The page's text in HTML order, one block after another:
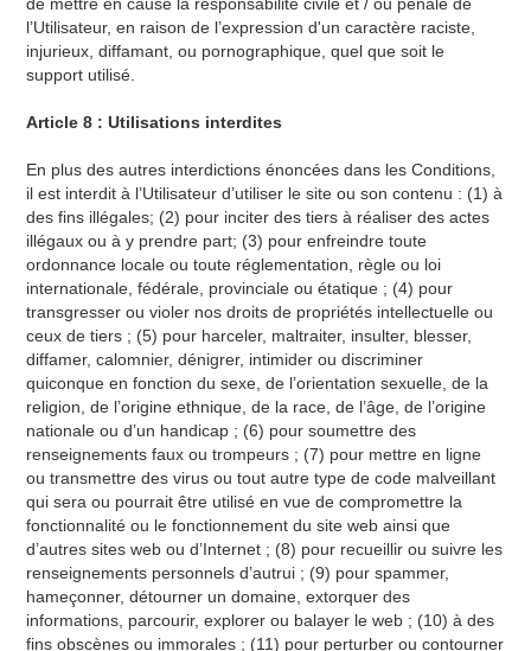
l’Utilisateur, en raison de l’expression d'un caractère raciste,
injurieux, diffamant, ou pornographique, quel que soit le
support utilisé.
Article 8 : Utilisations interdites
En plus des autres interdictions énoncées dans les Conditions,
il est interdit à l’Utilisateur d’utiliser le site ou son contenu : (1) à
des fins illégales; (2) pour inciter des tiers à réaliser des actes
illégaux ou à y prendre part; (3) pour enfreindre toute
ordonnance locale ou toute réglementation, règle ou loi
internationale, fédérale, provinciale ou étatique ; (4) pour
transgresser ou violer nos droits de propriétés intellectuelle ou
ceux de tiers ; (5) pour harceler, maltraiter, insulter, blesser,
diffamer, calomnier, dénigrer, intimider ou discriminer
quiconque en fonction du sexe, de l’orientation sexuelle, de la
religion, de l’origine ethnique, de la race, de l’âge, de l’origine
nationale ou d’un handicap ; (6) pour soumettre des
renseignements faux ou trompeurs ; (7) pour mettre en ligne
ou transmettre des virus ou tout autre type de code malveillant
qui sera ou pourrait être utilisé en vue de compromettre la
fonctionnalité ou le fonctionnement du site web ainsi que
d’autres sites web ou d’Internet ; (8) pour recueillir ou suivre les
renseignements personnels d’autrui ; (9) pour spammer,
hameçonner, détourner un domaine, extorquer des
informations, parcourir, explorer ou balayer le web ; (10) à des
fins obscènes ou immorales ; (11) pour perturber ou contourner